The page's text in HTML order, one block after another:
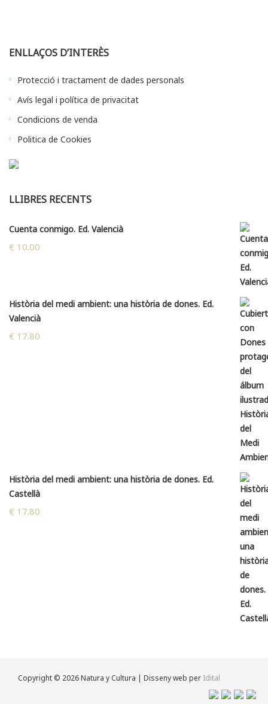
ENLLAÇOS D’INTERÈS
Protecció i tractament de dades personals
Avís legal i política de privacitat
Condicions de venda
Politica de Cookies
LLIBRES RECENTS
Cuenta conmigo. Ed. Valencià
€ 10.00
Història del medi ambient: una història de dones. Ed.
Valencià
€ 17.80
Història del medi ambient: una història de dones. Ed.
Castellà
€ 17.80
Copyright © 2026 Natura y Cultura | Disseny web per Idital